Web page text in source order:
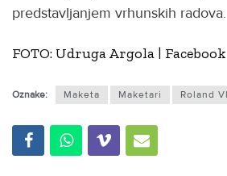
predstavljanjem vrhunskih radova.
FOTO: Udruga Argola | Facebook
Oznake: Maketa Maketari Roland